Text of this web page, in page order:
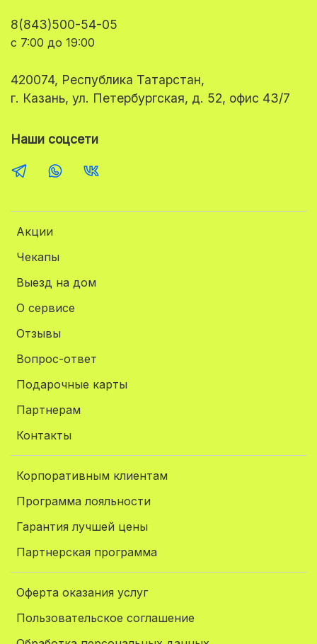
Акции
Чекапы
Выезд на дом
О сервисе
Отзывы
Вопрос-ответ
Подарочные карты
Партнерам
Контакты
Корпоративным клиентам
Программа лояльности
Гарантия лучшей цены
Партнерская программа
Оферта оказания услуг
Пользовательское соглашение
8(843)500-54-05
с 7:00 до 19:00
420074, Республика Татарстан,
г. Казань, ул. Петербургская, д. 52, офис 43/7
Наши соцсети